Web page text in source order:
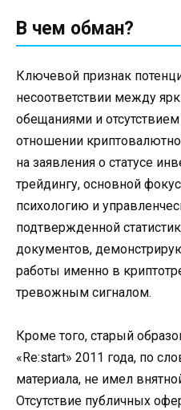
В чем обман?
Ключевой признак
несоответствии между
обещаниями и
отношении
на заявления о статусе
трейдингу, основной
психологию и
подтвержденной
документов,
работы именно в
тревожным сигналом.
Кроме того, старый
«Re:start» 2011 года, по
материала, не имел
Отсутствие публичных